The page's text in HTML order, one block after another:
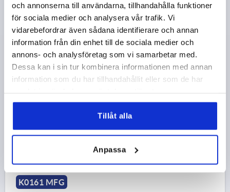
och annonserna till användarna, tillhandahålla funktioner
för sociala medier och analysera vår trafik. Vi
vidarebefordrar även sådana identifierare och annan
information från din enhet till de sociala medier och
annons- och analysföretag som vi samarbetar med.
Dessa kan i sin tur kombinera informationen med annan
information som du har tillhandahållit eller som de har
Tillåt alla
Anpassa
SKIVRATT D1=125 PASSHÅL D2=14H7 ALUMINIUM,
KOMP:DUROPLAST, HANDTAG FAST
YTTERDIAMETER=125
FÄSTHÅL=14H7
UTFÖRANDE 1=PASSHÅL
D3=30 L1=18
HÖJD=37
K0161.2125X14
212,64 kr
K0161 MFG